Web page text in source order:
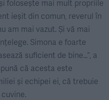
folosește mai mult propriile
ieșit din comun, reverul în
am mai vazut. Și vă mai
Simona e foarte
suficient de bine…“, a
că acesta este
și echipei ei, că trebuie